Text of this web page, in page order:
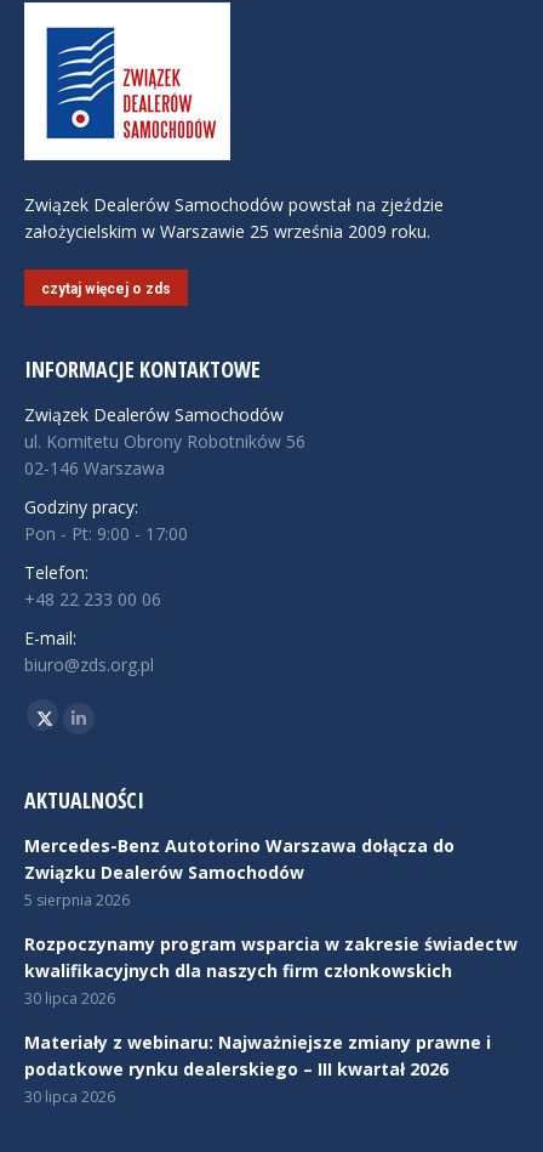
Związek Dealerów Samochodów powstał na zjeździe
założycielskim w Warszawie 25 września 2009 roku.
czytaj więcej o zds
INFORMACJE KONTAKTOWE
Związek Dealerów Samochodów
ul. Komitetu Obrony Robotników 56
02-146 Warszawa
Godziny pracy:
Pon - Pt: 9:00 - 17:00
Telefon:
+48 22 233 00 06
E-mail:
biuro@zds.org.pl
Znajdź nas na:
TwitterLinkedin
AKTUALNOŚCI
Mercedes-Benz Autotorino Warszawa dołącza do
Związku Dealerów Samochodów
5 sierpnia 2026
Rozpoczynamy program wsparcia w zakresie świadectw
kwalifikacyjnych dla naszych firm członkowskich
30 lipca 2026
Materiały z webinaru: Najważniejsze zmiany prawne i
podatkowe rynku dealerskiego – III kwartał 2026
30 lipca 2026